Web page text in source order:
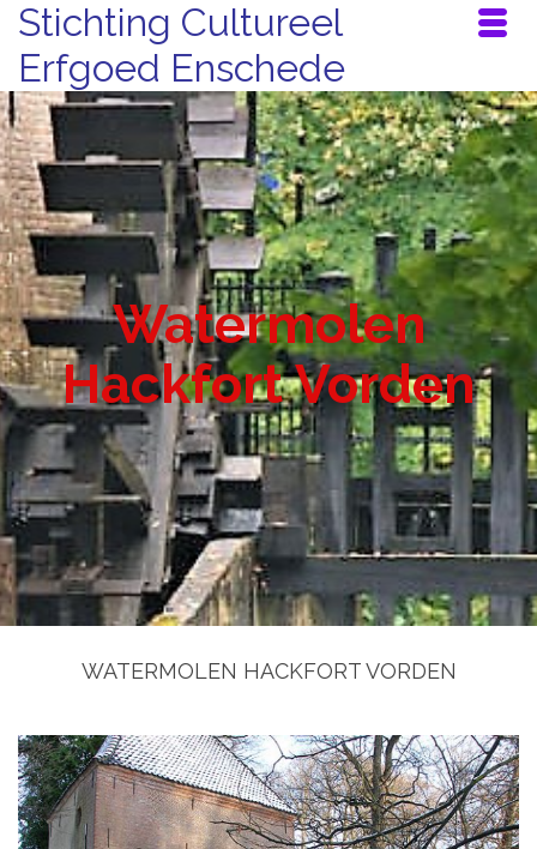
Stichting Cultureel
Erfgoed Enschede
Watermolen
Hackfort Vorden
WATERMOLEN HACKFORT VORDEN